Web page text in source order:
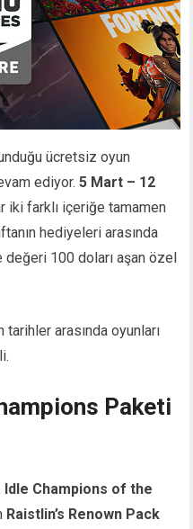
ücretsiz oyun
ediyor.5 Mart – 12
iki farklı içeriğe tamamen
hediyeleri arasında
değeri 100 doları aşan özel
tarihler arasında oyunları
Paketi
Idle Champions of the
Raistlin’s Renown Pack